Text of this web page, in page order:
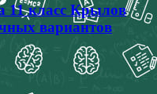
11 класс Крылов
вариантов